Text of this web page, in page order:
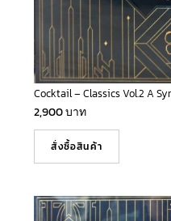
Cocktail – Classics Vol.2 A
2,900บาท
สั่งซื้อสินค้า